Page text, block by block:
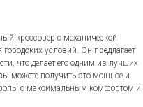
кроссовер с механической
условий. Он предлагает
что делает его одним из лучших
можете получить это мощное и
с максимальным комфортом и